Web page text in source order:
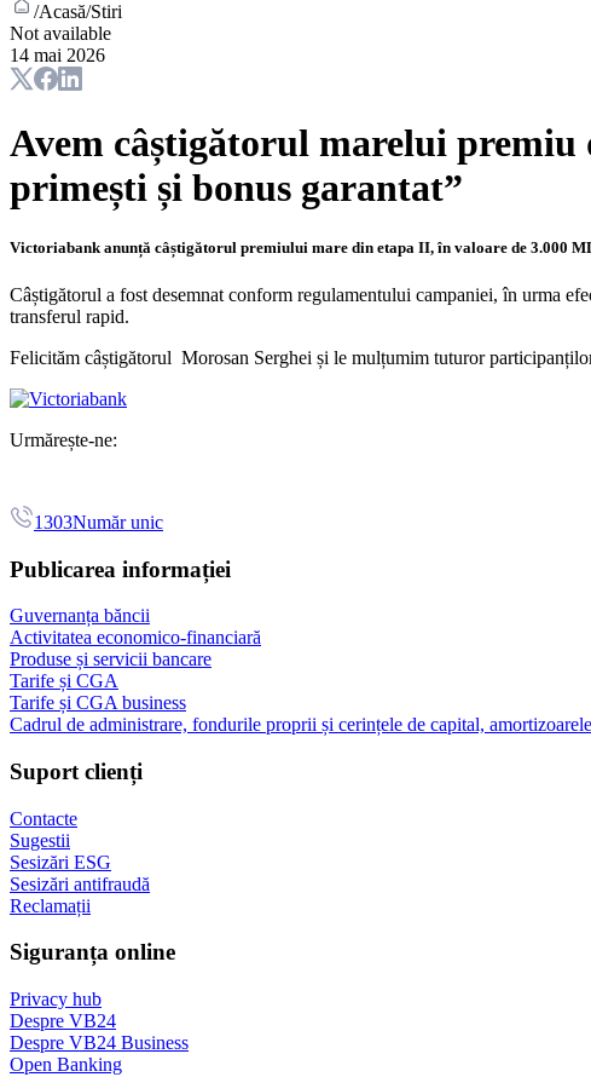
/Acasă/Stiri
Not available
14 mai 2026
Avem câștigătorul marelui
primești și bonus garantat”
Victoriabank anunță câștigătorul premiului mare din etapa II, în valoare de 3.000
Câștigătorul a fost desemnat conform regulamentului campaniei, în urma
transferul rapid.
Felicităm câștigătorul Morosan Serghei și le mulțumim tuturor
Urmărește-ne:
1303Număr unic
Publicarea informației
Guvernanța băncii
Activitatea economico-financiară
Produse și servicii bancare
Tarife și CGA
Tarife și CGA business
Cadrul de administrare, fondurile proprii și cerințele de capital,
Suport clienți
Contacte
Sugestii
Sesizări ESG
Sesizări antifraudă
Reclamații
Siguranța online
Privacy hub
Despre VB24
Despre VB24 Business
Open Banking